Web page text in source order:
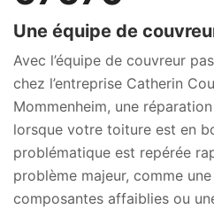
Une équipe de
Avec l’équipe de couvreur
chez l’entreprise Catherin
Mommenheim, une
lorsque votre toiture est en
problématique est repérée
problème majeur, comme
composantes affaiblies ou